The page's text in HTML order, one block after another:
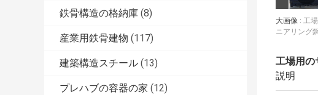
鉄骨構造の格納庫 (8)
産業用鉄骨建物 (117)
建築構造スチール (13)
プレハブの容器の家 (12)
大画像 : 工
ニアリング
工場用の
説明